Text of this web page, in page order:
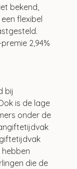
bekend,
flexibel
2,94%
bij
is de lage
onder de
die de